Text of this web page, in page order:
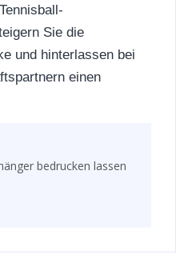
Sie die
und hinterlassen bei
einen
bedrucken lassen